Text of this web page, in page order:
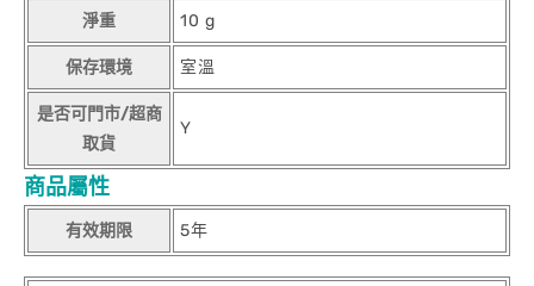
淨重 10 g
保存環境 室溫
是否可門市/超商
取貨
Y
商品屬性
有效期限 5年